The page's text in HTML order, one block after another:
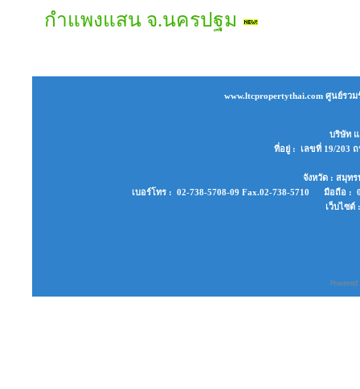
กำแพงแสน จ.นครปฐม
www.ltcpropertythai.com ศูนย์รว
บริษัท
ที่อยู่ : เลขที่ 19/203
จังหวัด : สมุท
เบอร์โทร : 02-738-5708-09 Fax.02-738-5710 มือถือ :
เว็บไซต์